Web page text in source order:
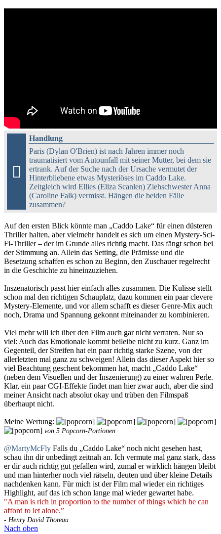

Handlung
Paris (Dylan O'Brien) ist nach Jahren immer noch
traumatisiert vom Autounfall mit seiner Mutter, bei dem sie
ertrank. Auf der Suche nach der Ursache vermutet der
Hinterbliebene etwas Mysteriöses im Caddo Lake.
Zeitgleich wird Ellies (Eliza Scanlen) Ziehschwester Anna
(Caroline Falk) vermisst. Hängen die beiden Fälle
zusammen?
Auf den ersten Blick könnte man „Caddo Lake“ für einen düsteren
Thriller halten, aber vielmehr handelt es sich um einen Mystery-Sci-
Fi-Thriller – der im Grunde alles richtig macht. Das fängt schon bei
der Stimmung an. Allein das Setting, die Prämisse und die
Besetzung schaffen es schon zu Beginn, den Zuschauer regelrecht
in die Geschichte zu hineinzuziehen.
Inszenatorisch passt hier einfach alles zusammen. Die Kulisse stellt
schon mal den richtigen Schauplatz, dazu kommen ein paar clevere
Mystery-Elemente, und vor allem schafft es dieser Genre-Mix auch
noch, Drama und Spannung gekonnt miteinander zu kombinieren.
Viel mehr will ich über den Film auch gar nicht verraten. Nur so
viel: Auch das Emotionale kommt beileibe nicht zu kurz. Ganz im
Gegenteil, der Streifen hat ein paar richtig starke Szene, von der
allerletzten mal ganz zu schweigen! Allein das dieser Aspekt hier so
viel Beachtung geschent bekommen hat, macht „Caddo Lake“
(neben dem Visuellen und der Inszenierung) zu einer wahren Perle.
Klar, ein paar CGI-Effekte findet man hier zwar auch, aber die sind
meiner Ansicht nach absolut okay und trüben den Filmspaß
überhaupt nicht.
Meine Wertung:
von 5 Popcorn-Portionen
@MartyMcFly Falls du „Caddo Lake“ noch nicht gesehen hast,
schau ihn dir unbedingt zeitnah an. Ich vermute mal ganz stark, dass
er dir auch richtig gut gefallen wird, zumal er wirklich hängen bleibt
und man hinterher noch viel rätseln, deuten und über kleine Details
nachdenken kann. Für mich ist der Film mal wieder ein richtiges
Highlight, auf das ich schon lange mal wieder gewartet habe.
"A man is rich in proportion to the number of things which he can
afford to let alone.”
- Henry David Thoreau
Nach oben